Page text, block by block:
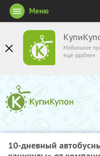
Мобильное
ещё удобнее
Меню
10-дневный